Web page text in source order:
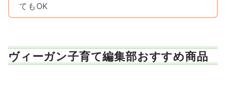
てもOK
ヴィーガン子育て編集部おすすめ商品